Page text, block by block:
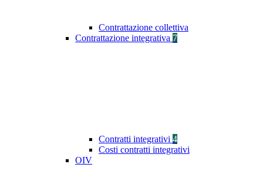
Contrattazione collettiva
Contrattazione integrativa 7
Contratti integrativi 4
Costi contratti integrativi
OIV